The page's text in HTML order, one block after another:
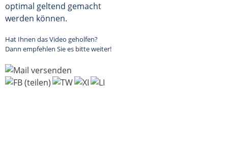
optimal geltend gemacht
werden können.
Hat Ihnen das Video geholfen?
Dann empfehlen Sie es bitte weiter!